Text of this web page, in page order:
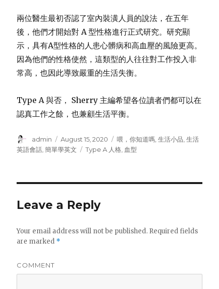
兩位醫生最初否認了室內裝潢人員的說法，在五年
後，他們才開始對 A 型性格進行正式研究。研究顯
示，具有A型性格的人患心髒病和高血壓的風險更高。
因為他們的性格使然，這類型的人往往對工作投入非
常高，也因此導致嚴重的生活失衡。
Type A 與否， Sherry 主編希望各位讀者們都可以在
認真工作之餘，也兼顧生活平衡。
Author
admin
Posted
on
August 15, 2020 Categories
喂，你知道嗎 ,生活小品 ,生活
英語會話 ,簡單學英文 Tags
Type A 人格 血型
Leave a Reply
Your email address will not be published. Required fields
are marked *
COMMENT